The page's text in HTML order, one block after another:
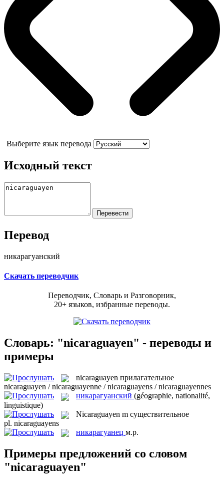
Выберите язык перевода
Исходный текст
Перевод
никарагуанский
Скачать переводчик
Переводчик, Словарь и Разговорник,
20+ языков, избранные переводы.
Словарь: "nicaraguayen" - переводы и
примеры
nicaraguayen прилагательное
nicaraguayen / nicaraguayenne / nicaraguayens / nicaraguayennes
никарагуанский (géographie, nationalité,
linguistique)
Nicaraguayen m существительное
pl. nicaraguayens
никарагуанец м.р.
Примеры предложений со словом
"nicaraguayen"